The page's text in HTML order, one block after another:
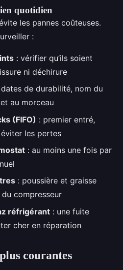
quotidien
les pannes coûteuses.
:
: vérifier qu’ils soient
ni déchirure
dates de durabilité, nom du
au morceau
(FIFO) : premier entré,
les pertes
: au moins une fois par
: poussière et graisse
compresseur
réfrigérant : une fuite
cher en réparation
courantes